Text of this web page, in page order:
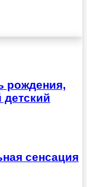
рождения,
сенсация